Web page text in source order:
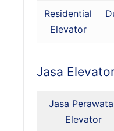
Residential
Elevator
Jasa
Jasa
Elevator